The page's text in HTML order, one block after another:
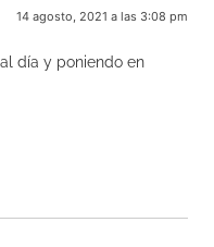
14 agosto, 2021 a las 3:08 pm
día y poniendo en